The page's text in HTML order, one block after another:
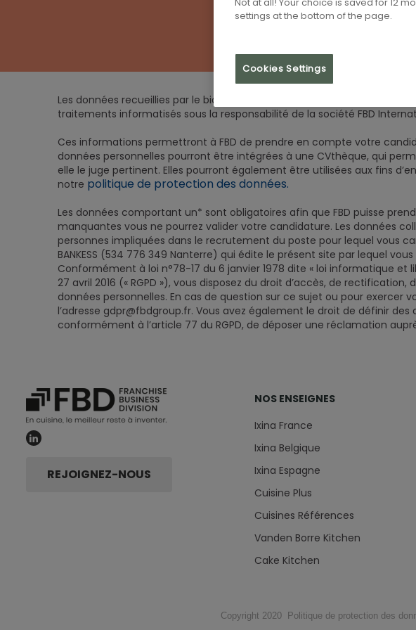
Les données recueillies par le biais du formulaire de candidature via
traitements informatisés sous la responsabilité de la société FBD
Ces informations permettront à FBD de prendre en compte votre
données personnelles pourront être intégrées à une CVthèque, qui
elle le juge pertinent. Elles pourront également être utilisées aux fins
notre politique de protection des données.
Les données comportant un* sont obligatoires afin que FBD puisse
manquantes vous ne pourrez valider votre candidature. Les données
personnes impliquées dans le recrutement du poste pour lequel vous
BANKESS (534 776 349 Nanterre) qui édite le présent site par lequel
Conformément à loi n°78-17 du 6 janvier 1978 dite « loi informatique et
27 avril 2016 (« RGPD »), vous disposez du droit d’accès, de
données personnelles. En cas de question sur ce sujet ou pour
l’adresse gdpr@fbdgroup.fr. Vous avez également le droit de définir
conformément à l’article 77 du RGPD, de déposer une réclamation
REJOIGNEZ-NOUS
NOS ENSEIGNES
Ixina France
Ixina Belgique
Ixina Espagne
Cuisine Plus
Cuisines Références
Vanden Borre Kitchen
Cake Kitchen
Copyright 2020 Politique de protection des
settings at the bottom of the page.
Cookies Settings